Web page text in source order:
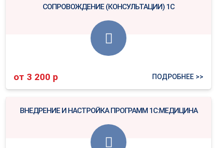
СОПРОВОЖДЕНИЕ (КОНСУЛЬТАЦИИ) 1С
от 3 200 р ПОДРОБНЕЕ >>
ВНЕДРЕНИЕ И НАСТРОЙКА ПРОГРАММ 1С:МЕДИЦИНА